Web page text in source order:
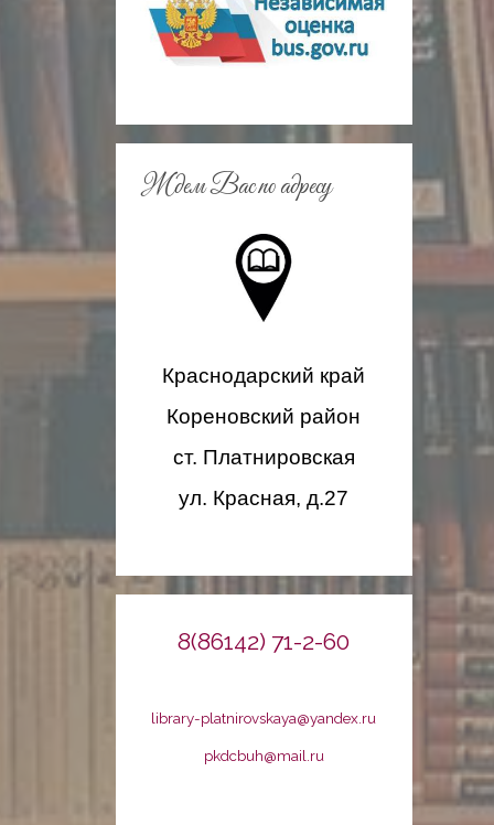
s
n
i
i
Ждем Вас по адресу
Краснодарский край
Кореновский район
ст. Платнировская
ул. Красная, д.27
8(86142) 71-2-60
library-platnirovskaya@yandex.ru
pkdcbuh@mail.ru